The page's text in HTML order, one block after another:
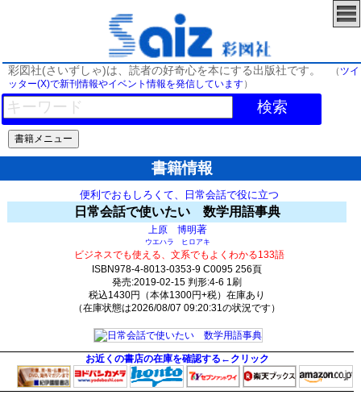
彩図社(さいずしゃ)は、読者の好奇心を本にする出版社です。 （ ツイ
ッター(X)で新刊情報やイベント情報を発信しています）
検索
書籍情報
便利でおもしろくて、日常会話で役に立つ
日常会話で使いたい 数学用語事典
上原 博明著
ウエハラ ヒロアキ
ビジネスでも使える、文系でもよくわかる133語
ISBN978-4-8013-0353-9 C0095 256頁
発売:2019-02-15 判形:4-6 1刷
税込1430円（本体1300円+税）在庫あり
（在庫状態は2026/08/07 09:20:31の状況です）
お近くの書店の在庫を確認する←クリック